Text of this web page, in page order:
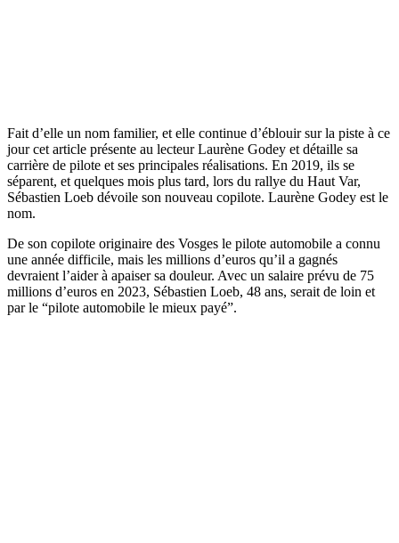
Fait d’elle un nom familier, et elle continue d’éblouir sur la piste à ce
jour cet article présente au lecteur Laurène Godey et détaille sa
carrière de pilote et ses principales réalisations. En 2019, ils se
séparent, et quelques mois plus tard, lors du rallye du Haut Var,
Sébastien Loeb dévoile son nouveau copilote. Laurène Godey est le
nom.
De son copilote originaire des Vosges le pilote automobile a connu
une année difficile, mais les millions d’euros qu’il a gagnés
devraient l’aider à apaiser sa douleur. Avec un salaire prévu de 75
millions d’euros en 2023, Sébastien Loeb, 48 ans, serait de loin et
par le “pilote automobile le mieux payé”.